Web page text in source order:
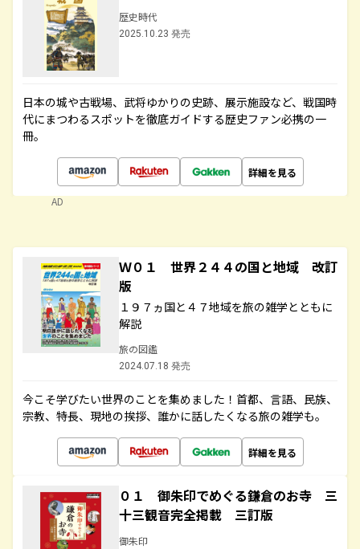
歴史時代
2025.10.23 発売
日本の城や古戦場、武将ゆかりの史跡、展示施設など、戦国時
代にまつわるスポットを徹底ガイドする歴史ファン必携の一
冊。
詳細を見る
AD
Ｗ０１ 世界２４４の国と地域 改訂
版
１９７ヵ国と４７地域を旅の雑学とともに
解説
旅の図鑑
2024.07.18 発売
今こそ学びたい世界のことを集めました！首都、言語、民族、
宗教、特長、現地の挨拶、誰かに話したくなる旅の雑学も。
詳細を見る
０１ 御朱印でめぐる鎌倉のお寺 三
十三観音完全掲載 三訂版
御朱印